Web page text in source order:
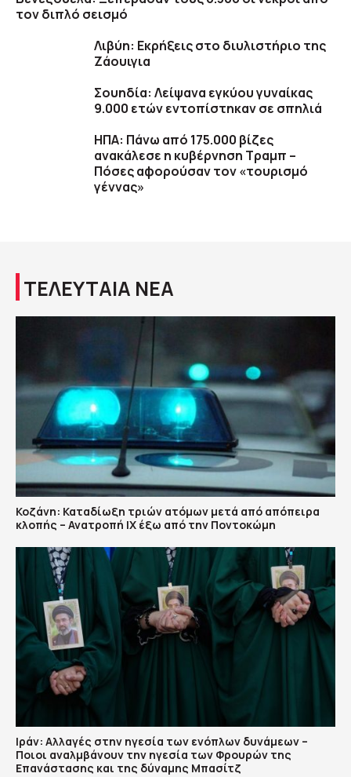
τον διπλό σεισμό
Λιβύη: Εκρήξεις στο διυλιστήριο της
Ζάουιγια
Σουηδία: Λείψανα εγκύου γυναίκας
9.000 ετών εντοπίστηκαν σε σπηλιά
ΗΠΑ: Πάνω από 175.000 βίζες
ανακάλεσε η κυβέρνηση Τραμπ –
Πόσες αφορούσαν τον «τουρισμό
γέννας»
ΤΕΛΕΥΤΑΙΑ ΝΕΑ
Κοζάνη: Καταδίωξη τριών ατόμων μετά από απόπειρα
κλοπής – Ανατροπή ΙΧ έξω από την Ποντοκώμη
Ιράν: Αλλαγές στην ηγεσία των ενόπλων δυνάμεων –
Ποιοι αναλμβάνουν την ηγεσία των Φρουρών της
Επανάστασης και της δύναμης Μπασίτζ